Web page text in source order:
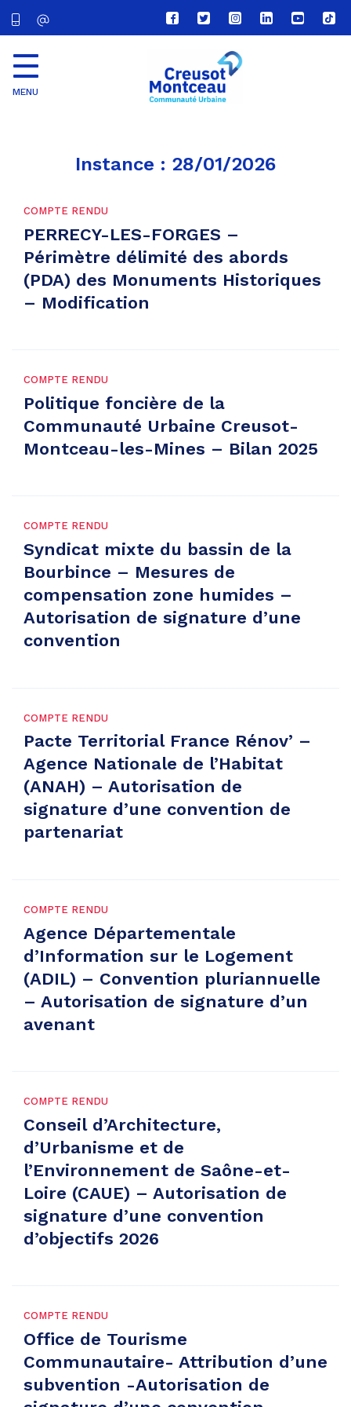
Lien
vers
compte
Facebook
Lien
vers
compte
Twitter
Lien
vers
le
compte
Lien
vers
Lien
vers
Lien
vers
MENU
Instance : 28/01/2026
COMPTE RENDU
PERRECY-LES-FORGES –
Périmètre délimité des abords
(PDA) des Monuments Historiques
– Modification
COMPTE RENDU
Politique foncière de la
Communauté Urbaine Creusot-
Montceau-les-Mines – Bilan 2025
COMPTE RENDU
Syndicat mixte du bassin de la
Bourbince – Mesures de
compensation zone humides –
Autorisation de signature d’une
convention
COMPTE RENDU
Pacte Territorial France Rénov’ –
Agence Nationale de l’Habitat
(ANAH) – Autorisation de
signature d’une convention de
partenariat
COMPTE RENDU
Agence Départementale
d’Information sur le Logement
(ADIL) – Convention pluriannuelle
– Autorisation de signature d’un
avenant
COMPTE RENDU
Conseil d’Architecture,
d’Urbanisme et de
l’Environnement de Saône-et-
Loire (CAUE) – Autorisation de
signature d’une convention
d’objectifs 2026
COMPTE RENDU
Office de Tourisme
Communautaire- Attribution d’une
subvention -Autorisation de